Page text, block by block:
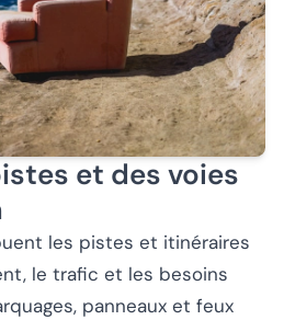
et des voies
les pistes et itinéraires
le trafic et les besoins
panneaux et feux